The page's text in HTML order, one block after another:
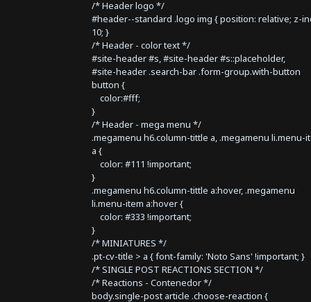
/* Header logo */
#header--standard .logo img { position: relative; z-
10; }
/* Header - color text */
#site-header #s, #site-header #s::placeholder,
#site-header .search-bar .form-group.with-button
button {
color:#fff;
}
/* Header - mega menu */
.megamenu h6.column-tittle a, .megamenu li.menu-
a {
color: #111 !important;
}
.megamenu h6.column-tittle a:hover, .megamenu
li.menu-item a:hover {
color: #333 !important;
}
/* MINIATURES */
.pt-cv-title > a { font-family: 'Noto Sans' !important; }
/* SINGLE POST REACTIONS SECTION */
/* Reactions - Contenedor */
body.single-post article .choose-reaction {